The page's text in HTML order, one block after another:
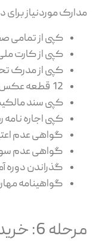
مدارک موردنیاز
کپی از تمامی
کپی از کارت
کپی از مدرک
12 قطعه عکس 3*4
کپی سند
کپی اجاره
گواهی عدم
گواهی عدم
گذراندن دوره
گواهینامه
مرحله 6: خرید تجهیزات باتری سازی